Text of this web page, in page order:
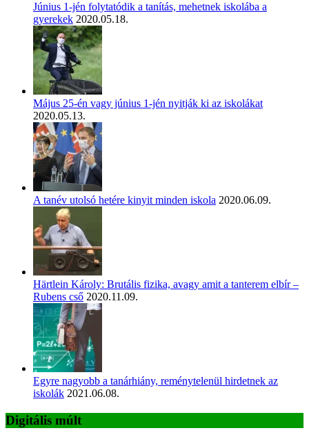
Június 1-jén folytatódik a tanítás, mehetnek iskolába a
gyerekek 2020.05.18.
Május 25-én vagy június 1-jén nyitják ki az iskolákat
2020.05.13.
A tanév utolsó hetére kinyit minden iskola 2020.06.09.
Härtlein Károly: Brutális fizika, avagy amit a tanterem elbír –
Rubens cső 2020.11.09.
Egyre nagyobb a tanárhiány, reménytelenül hirdetnek az
iskolák 2021.06.08.
Digitális múlt